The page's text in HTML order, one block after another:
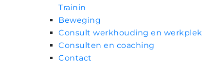
Trainin
Beweging
Consult werkhouding en werkplek
Consulten en coaching
Contact